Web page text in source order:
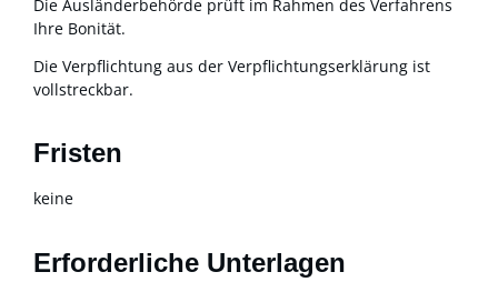
Die Ausländerbehörde prüft im Rahmen des Verfahrens
Ihre Bonität.
Die Verpflichtung aus der Verpflichtungserklärung ist
vollstreckbar.
Fristen
keine
Erforderliche Unterlagen